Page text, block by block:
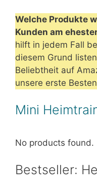
Welche Produkte
Kunden am
hilft in jedem Fall
diesem Grund
Beliebtheit auf
unsere erste
Mini
No products found.
Bestseller: